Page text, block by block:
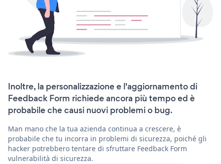
Inoltre, la personalizzazione e l'aggiornamento di
Feedback Form richiede ancora più tempo ed è
probabile che causi nuovi problemi o bug.
Man mano che la tua azienda continua a crescere, è
probabile che tu incorra in problemi di sicurezza, poiché gli
hacker potrebbero tentare di sfruttare Feedback Form
vulnerabilità di sicurezza.